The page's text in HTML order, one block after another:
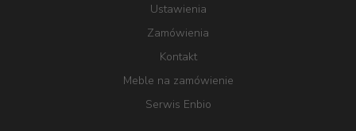
Ustawienia
Zamówienia
Kontakt
Meble na zamówienie
Serwis Enbio